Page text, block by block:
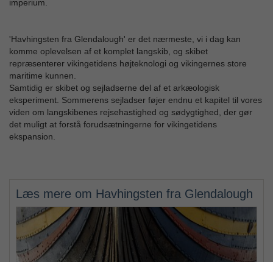
imperium.
'Havhingsten fra Glendalough' er det nærmeste, vi i dag kan
komme oplevelsen af et komplet langskib, og skibet
repræsenterer vikingetidens højteknologi og vikingernes store
maritime kunnen.
Samtidig er skibet og sejladserne del af et arkæologisk
eksperiment. Sommerens sejladser føjer endnu et kapitel til vores
viden om langskibenes rejsehastighed og sødygtighed, der gør
det muligt at forstå forudsætningerne for vikingetidens
ekspansion.
Læs mere om Havhingsten fra Glendalough